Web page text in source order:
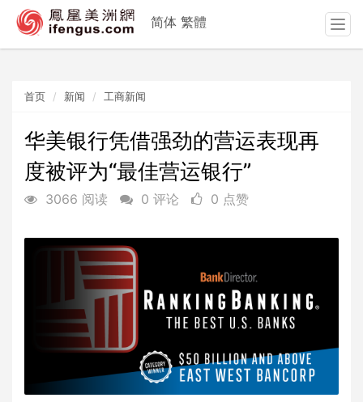
首页 新闻 工商新闻
华美银行凭借强劲的营运表现再
度被评为“最佳营运银行”
3066 阅读 0 评论 0 点赞
简体 繁體
T
o
t